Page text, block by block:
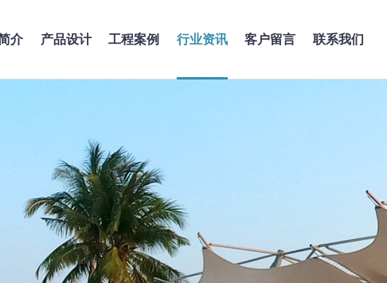
介 产品设计 工程案例 行业资讯 客户留言 联系我们